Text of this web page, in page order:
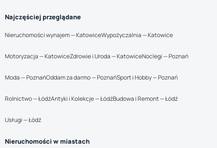
Najczęściej przeglądane
Nieruchomości wynajem — KatowiceWypożyczalnia — Katowice
Motoryzacja — KatowiceZdrowie i Uroda — KatowiceNoclegi — Poznań
Moda — PoznańOddam za darmo — PoznańSport i Hobby — Poznań
Rolnictwo — ŁódźAntyki i Kolekcje — ŁódźBudowa i Remont — Łódź
Usługi — Łódź
Nieruchomości w miastach